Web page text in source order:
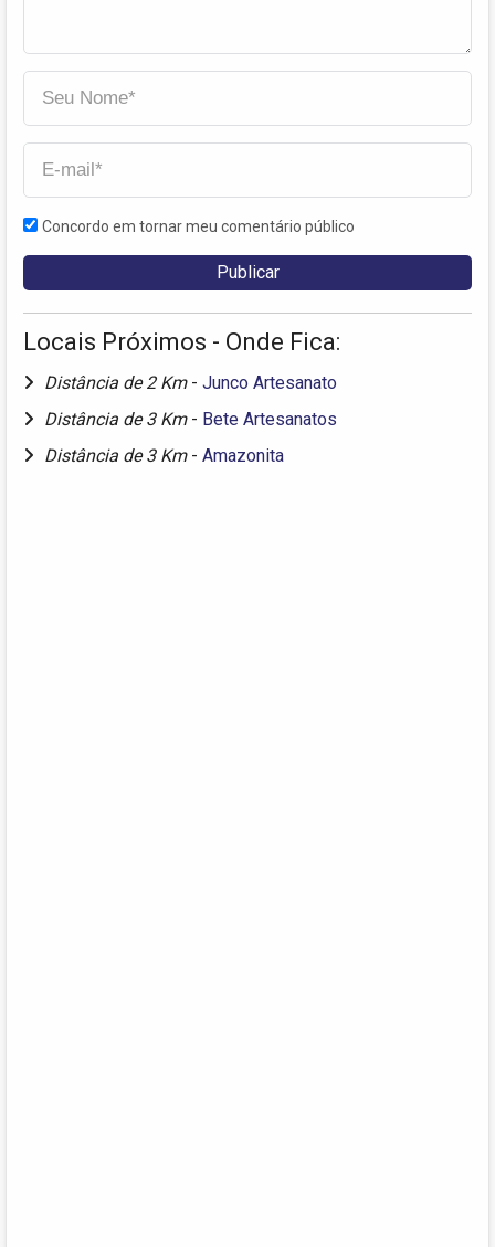
Concordo em tornar meu comentário público
Locais Próximos - Onde Fica:
Distância de 2 Km - Junco Artesanato
Distância de 3 Km - Bete Artesanatos
Distância de 3 Km - Amazonita